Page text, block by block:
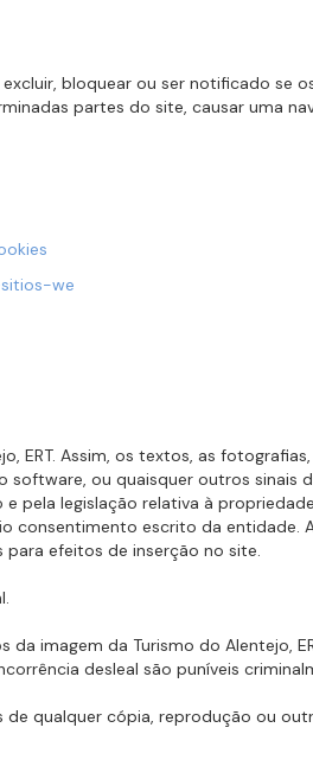
bloquear ou ser notificado se
partes do site, causar uma
we
ERT. Assim, os textos, as
ou quaisquer outros sinais
pela legislação relativa à
escrito da entidade.
para efeitos de inserção no site.
imagem da Turismo do Alentejo,
desleal são puníveis
qualquer cópia, reprodução ou